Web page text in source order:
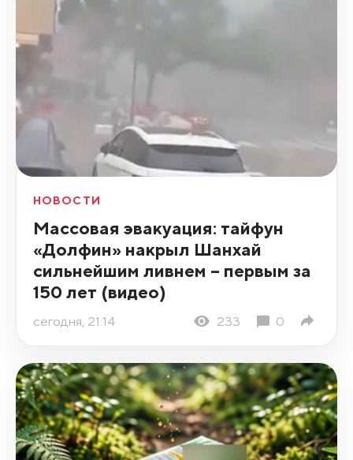
НОВОСТИ
Массовая эвакуация: тайфун
«Долфин» накрыл Шанхай
сильнейшим ливнем – первым за
150 лет (видео)
сегодня, 21:14 233 0